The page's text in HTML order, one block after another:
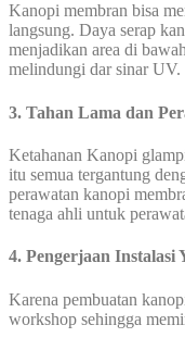
Kanopi membran bisa
langsung. Daya serap
menjadikan area di
melindungi dar sinar UV.
3. Tahan Lama dan
Ketahanan Kanopi
itu semua tergantung
perawatan kanopi
tenaga ahli untuk
4. Pengerjaan Instalasi
Karena pembuatan
workshop sehingga